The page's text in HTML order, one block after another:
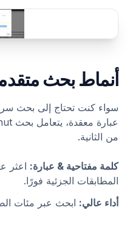
أنماط بحث
سواء كنت تحتاج إلى بحث
من الثانية.
كلمة مفتاحية & عبارة: اعثر
المطابقات الجزئية فورًا.
أداء عالي: ابحث عبر مئات